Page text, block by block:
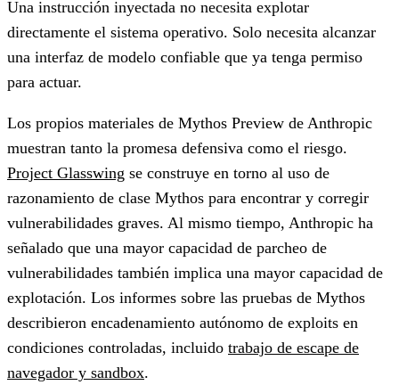
Una instrucción inyectada no necesita explotar
directamente el sistema operativo. Solo necesita alcanzar
una interfaz de modelo confiable que ya tenga permiso
para actuar.
Los propios materiales de Mythos Preview de Anthropic
muestran tanto la promesa defensiva como el riesgo.
Project Glasswing se construye en torno al uso de
razonamiento de clase Mythos para encontrar y corregir
vulnerabilidades graves. Al mismo tiempo, Anthropic ha
señalado que una mayor capacidad de parcheo de
vulnerabilidades también implica una mayor capacidad de
explotación. Los informes sobre las pruebas de Mythos
describieron encadenamiento autónomo de exploits en
condiciones controladas, incluido trabajo de escape de
navegador y sandbox.